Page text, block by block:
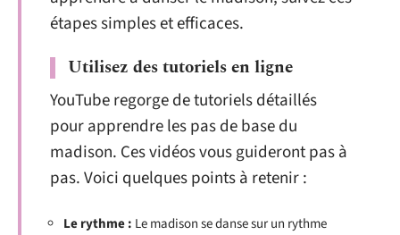
étapes simples et efficaces.
Utilisez des tutoriels en ligne
YouTube regorge de tutoriels détaillés
pour apprendre les pas de base du
madison. Ces vidéos vous guideront pas à
pas. Voici quelques points à retenir :
Le rythme : Le madison se danse sur un rythme